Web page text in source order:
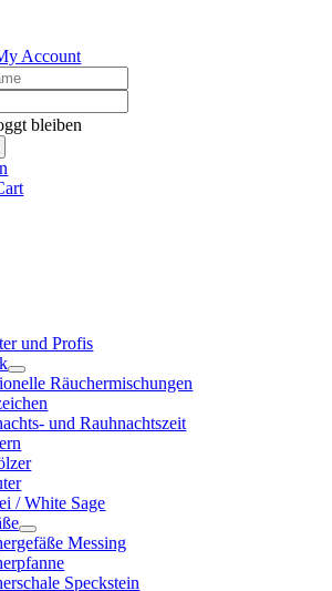
Account
bleiben
und Profis
Räuchermischungen
und Rauhnachtszeit
/ White Sage
Messing
Speckstein